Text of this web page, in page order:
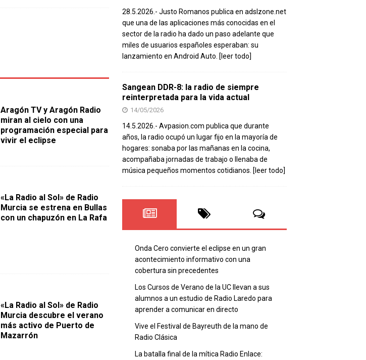
Aragón TV y Aragón Radio
miran al cielo con una
programación especial para
vivir el eclipse
«La Radio al Sol» de Radio
Murcia se estrena en Bullas
con un chapuzón en La Rafa
«La Radio al Sol» de Radio
Murcia descubre el verano
más activo de Puerto de
Mazarrón
28.5.2026.- Justo Romanos publica en adslzone.net
que una de las aplicaciones más conocidas en el
sector de la radio ha dado un paso adelante que
miles de usuarios españoles esperaban: su
lanzamiento en Android Auto. [leer todo]
Sangean DDR-8: la radio de siempre
reinterpretada para la vida actual
14/05/2026
14.5.2026.- Avpasion.com publica que durante
años, la radio ocupó un lugar fijo en la mayoría de
hogares: sonaba por las mañanas en la cocina,
acompañaba jornadas de trabajo o llenaba de
música pequeños momentos cotidianos. [leer todo]
Onda Cero convierte el eclipse en un gran
acontecimiento informativo con una
cobertura sin precedentes
Los Cursos de Verano de la UC llevan a sus
alumnos a un estudio de Radio Laredo para
aprender a comunicar en directo
Vive el Festival de Bayreuth de la mano de
Radio Clásica
La batalla final de la mítica Radio Enlace: